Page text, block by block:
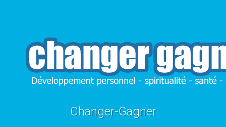
Changer-Gagner